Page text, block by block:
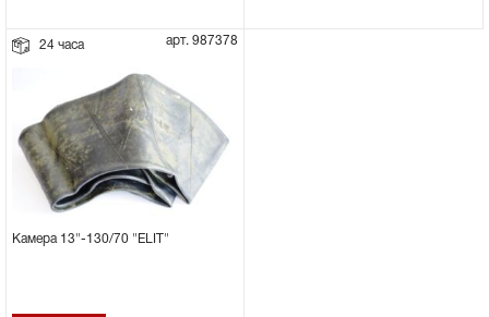
24 часа арт. 987378
Камера 13"-130/70 "ELIT"